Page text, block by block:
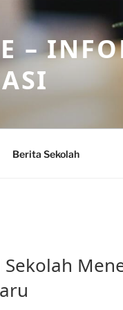
–
Berita Sekolah